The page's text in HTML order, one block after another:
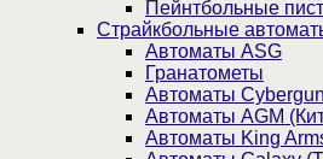
Пейнтбольные
Страйкбольные
Автоматы ASG
Гранатометы
Автоматы
Автоматы AGM
Автоматы King